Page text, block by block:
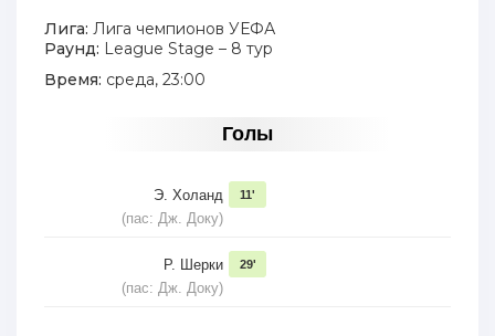
Лига: Лига чемпионов УЕФА
Раунд: League Stage – 8 тур
Время: среда, 23:00
Голы
Э. Холанд
(пас: Дж. Доку)
11'
Р. Шерки
(пас: Дж. Доку)
29'